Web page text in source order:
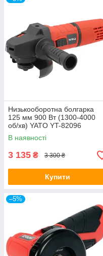
Низькооборотна болгарка
125 мм 900 Вт (1300-4000
об/хв) YATO YT-82096
В наявності
3 135 ₴ 3 300 ₴
Купити
–5%